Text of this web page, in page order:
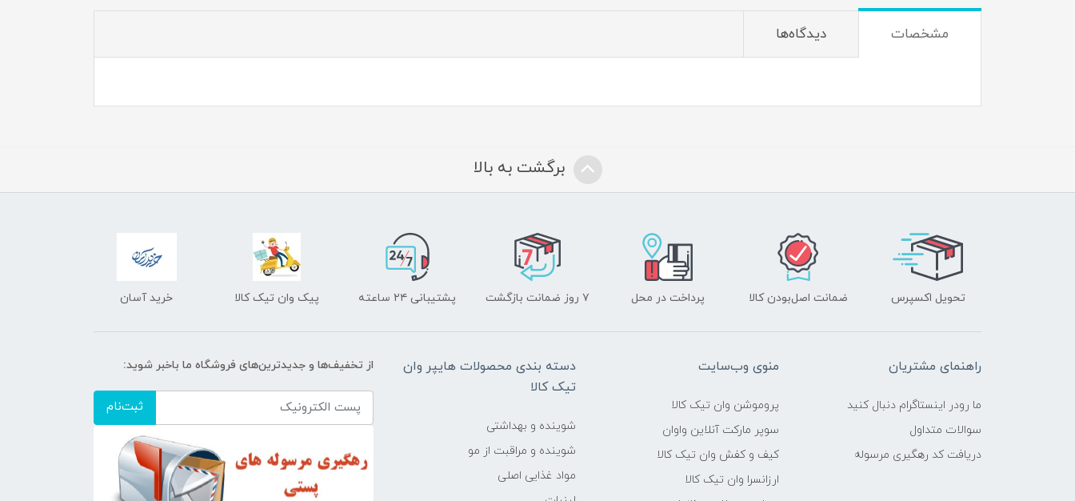
مشخصات دیدگاه‌ها
برگشت به بالا
تحویل اکسپرس ضمانت اصل‌بودن کالا پرداخت در محل ۷ روز ضمانت بازگشت پشتیبانی ۲۴ ساعته پیک وان تیک کالا خرید آسان
راهنمای مشتریان
ما رودر اینستاگرام دنبال کنید
سوالات متداول
دریافت کد رهگیری مرسوله
منوی وب‌سایت
پروموشن وان تیک کالا
سوپر مارکت آنلاین واوان
کیف و کفش وان تیک کالا
ارزانسرا وان تیک کالا
دسته بندی محصولات هایپر وان
تیک کالا
شوینده و بهداشتی
شوینده و مراقبت از مو
مواد غذایی اصلی
از تخفیف‌ها و جدیدترین‌های فروشگاه ما باخبر شوید:
ثبت‌نام